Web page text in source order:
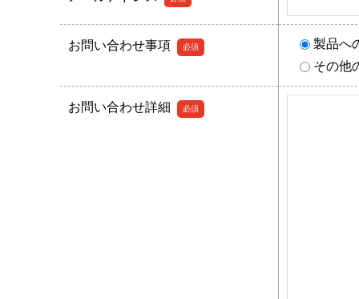
く
さ
い。
お問い合わせ事項 必須
製品へ
その他
お問い合わせ詳細 必須